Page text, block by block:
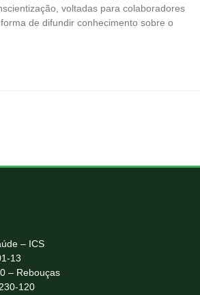
voltadas para colaboradores
de difundir conhecimento sobre o
– ICS
13
– Rebouças
120